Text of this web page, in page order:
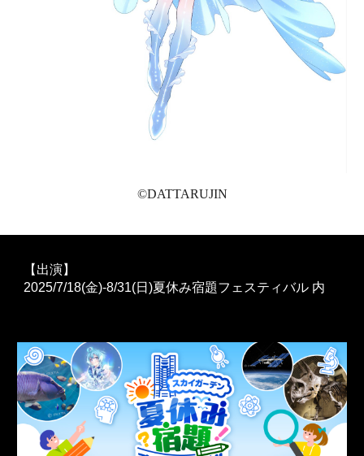
©️DATTARUJIN
【出演】
2025/7/18(金)-8/31(日)夏休み宿題フェスティバル 内